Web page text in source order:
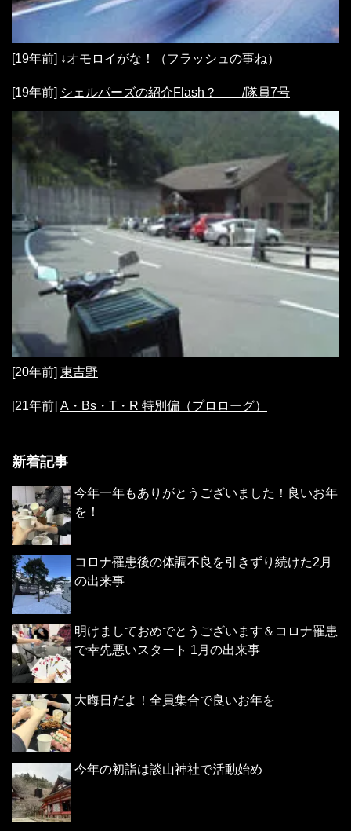
[19年前] ↓オモロイがな！（フラッシュの事ね）
[19年前] シェルパーズの紹介Flash？ /隊員7号
[20年前] 東吉野
[21年前] A・Bs・T・R 特別偏（プロローグ）
新着記事
今年一年もありがとうございました！良いお年
を！
コロナ罹患後の体調不良を引きずり続けた2月
の出来事
明けましておめでとうございます＆コロナ罹患
で幸先悪いスタート 1月の出来事
大晦日だよ！全員集合で良いお年を
今年の初詣は談山神社で活動始め